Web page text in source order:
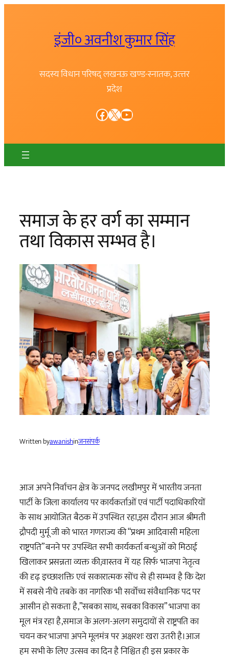
इंजी० अवनीश कुमार सिंह
सदस्य विधान परिषद् लखनऊ खण्ड-स्नातक, उत्त्तर
प्रदेश
Facebook X YouTube
समाज के हर वर्ग का सम्मान
तथा विकास सम्भव है।
Written byawanishinजनसंपर्क
आज अपने निर्वाचन क्षेत्र के जनपद लखीमपुर में भारतीय जनता
पार्टी के जिला कार्यालय पर कार्यकर्ताओं एवं पार्टी पदाधिकारियों
के साथ आयोजित बैठक में उपस्थित रहा,इस दौरान आज श्रीमती
द्रौपदी मुर्मू जी को भारत गणराज्य की “प्रथम आदिवासी महिला
राष्ट्रपति” बनने पर उपस्थित सभी कार्यकर्ता बन्धुओं को मिठाई
खिलाकर प्रसन्नता व्यक्त की,वास्तव में यह सिर्फ भाजपा नेतृत्व
की दृढ़ इच्छाशक्ति एवं सकारात्मक सोंच से ही सम्भव है कि देश
में सबसे नीचे तबके का नागरिक भी सर्वोच्च संवैधानिक पद पर
आसीन हो सकता है,”सबका साथ, सबका विकास” भाजपा का
मूल मंत्र रहा है,समाज के अलग-अलग समुदायों से राष्ट्रपति का
चयन कर भाजपा अपने मूलमंत्र पर अक्षरशः खरा उतरी है।आज
हम सभी के लिए उत्सव का दिन है निश्चित ही इस प्रकार के